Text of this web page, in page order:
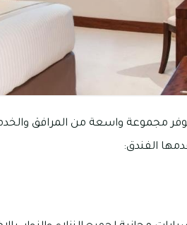
مجموعة واسعة من المرافق
الفندق: